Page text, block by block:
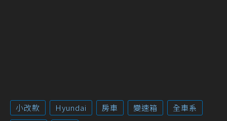
小改款 Hyundai 房車 變速箱
全車系